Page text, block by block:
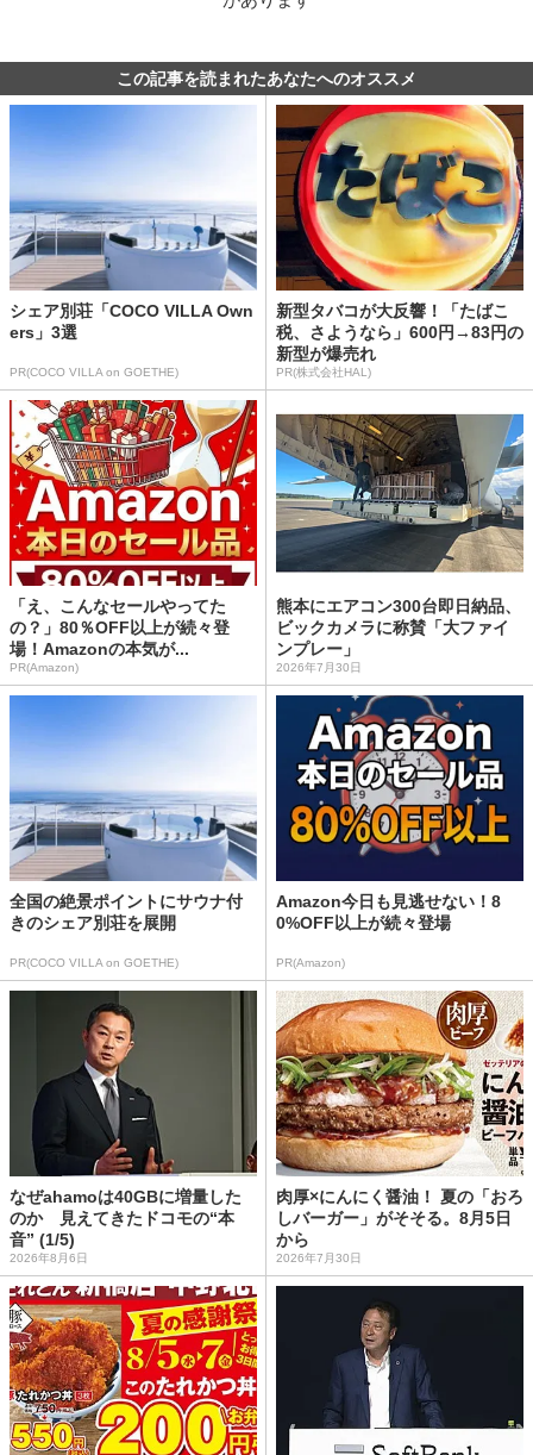
この記事を読まれたあなたへのオススメ
シェア別荘「COCO VILLA Own
ers」3選
PR(COCO VILLA on GOETHE)
新型タバコが大反響！「たばこ
税、さようなら」600円→83円の
新型が爆売れ
PR(株式会社HAL)
「え、こんなセールやってた
の？」80％OFF以上が続々登
場！Amazonの本気が...
PR(Amazon)
熊本にエアコン300台即日納品、
ビックカメラに称賛「大ファイ
ンプレー」
2026年7月30日
全国の絶景ポイントにサウナ付
きのシェア別荘を展開
PR(COCO VILLA on GOETHE)
Amazon今日も見逃せない！8
0%OFF以上が続々登場
PR(Amazon)
なぜahamoは40GBに増量した
のか 見えてきたドコモの“本
音” (1/5)
2026年8月6日
肉厚×にんにく醤油！ 夏の「おろ
しバーガー」がそそる。8月5日
から
2026年7月30日